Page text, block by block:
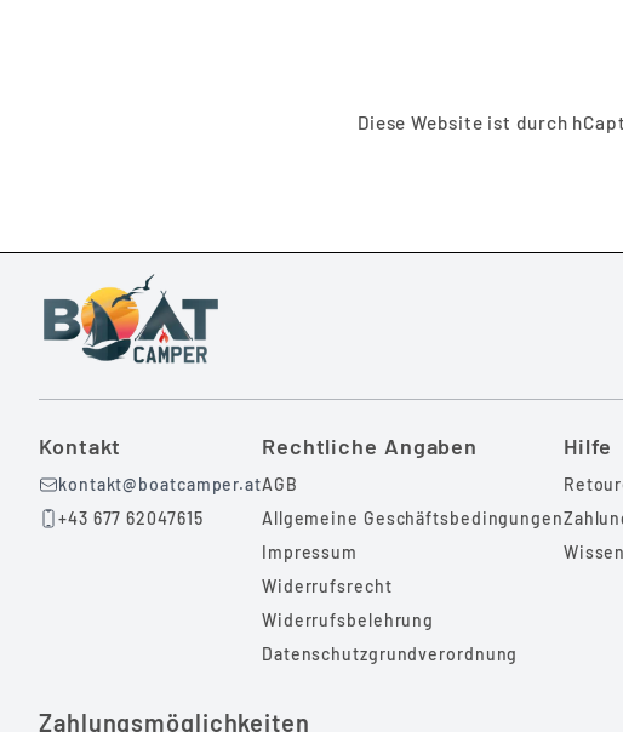
Diese Website ist durch
Kontakt
kontakt@boatcamper.at
+43 677 62047615
Rechtliche Angaben
AGB
Allgemeine Geschäftsbedingungen
Impressum
Widerrufsrecht
Widerrufsbelehrung
Datenschutzgrundverordnung
Hilfe
Zahlungsmöglichkeiten